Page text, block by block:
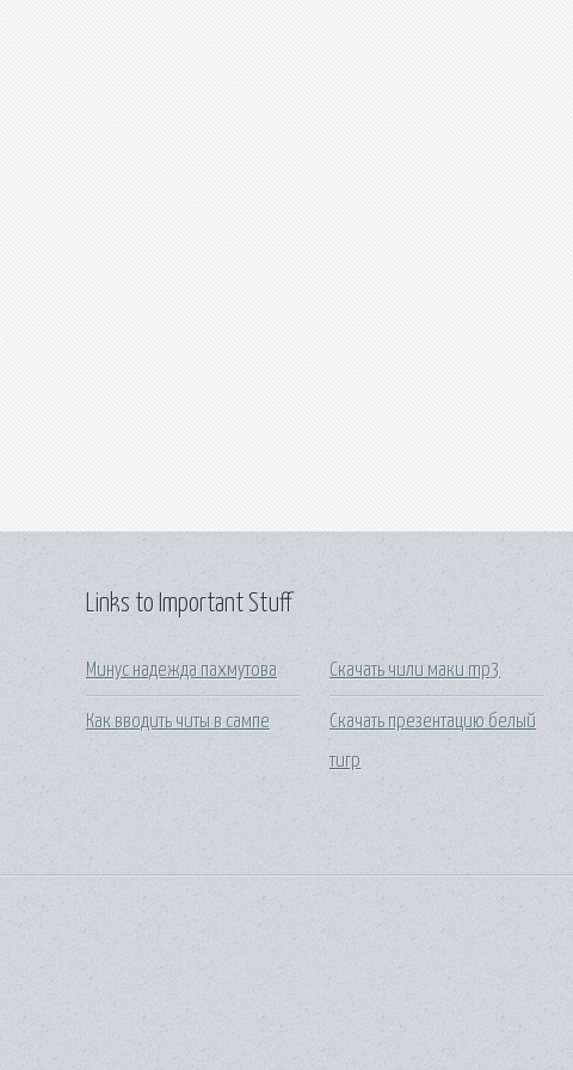
Links to Important Stuff
Минус надежда пахмутова
Как вводить читы в сампе
Скачать чили маки mp3
Скачать презентацию белый
тигр